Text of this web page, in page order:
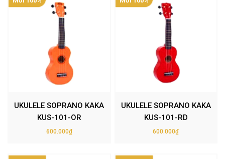
UKULELE SOPRANO KAKA
KUS-101-OR
600.000₫
UKULELE SOPRANO KAKA
KUS-101-RD
600.000₫